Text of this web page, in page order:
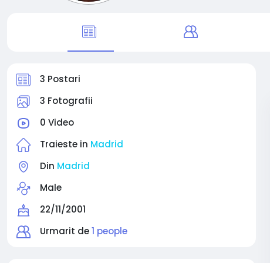
3 Postari
3 Fotografii
0 Video
Traieste in Madrid
Din Madrid
Male
22/11/2001
Urmarit de1 people